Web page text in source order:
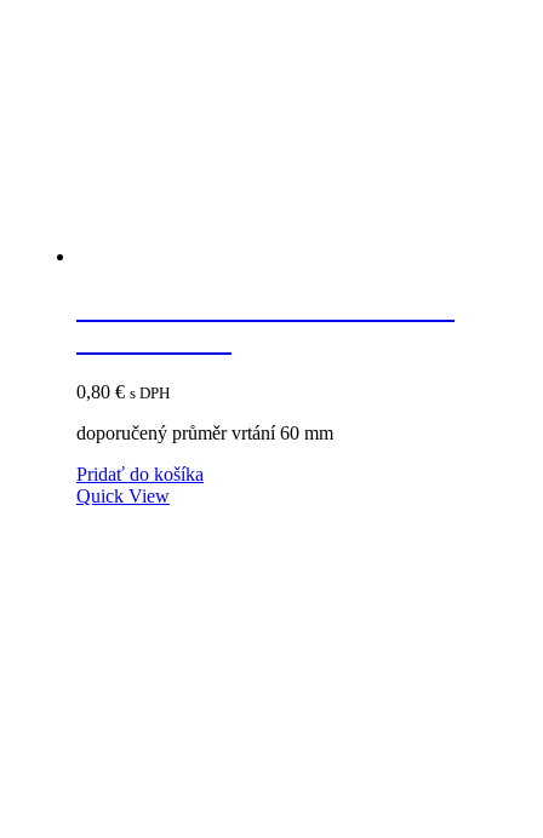
0,80 € s DPH
doporučený průměr vrtání 60 mm
Pridať do košíka
Quick View